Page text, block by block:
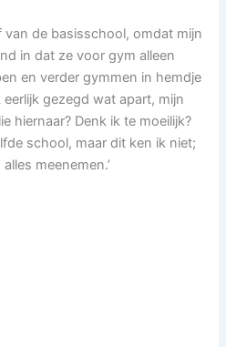
van de basisschool, omdat mijn
in dat ze voor gym alleen
en verder gymmen in hemdje
gezegd wat apart, mijn
hiernaar? Denk ik te moeilijk?
school, maar dit ken ik niet;
meenemen.’